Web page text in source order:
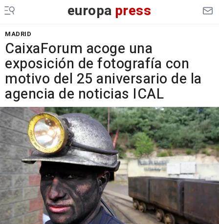
europa press
MADRID
CaixaForum acoge una
exposición de fotografía con
motivo del 25 aniversario de la
agencia de noticias ICAL